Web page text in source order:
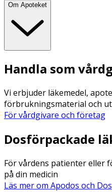
Om Apoteket
Handla som
Vi erbjuder läkemedel,
förbrukningsmaterial och
För vårdgivare och företag
Dosförpackade
För vårdens patienter eller
på din medicin
Läs mer om Apodos och